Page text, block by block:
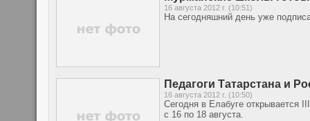
16 августа 2012 г. (10:51)
На сегодняшний день уже
Педагоги Татарстана и
16 августа 2012 г. (10:50)
Сегодня в Елабуге открывается
с 16 по 18 августа.